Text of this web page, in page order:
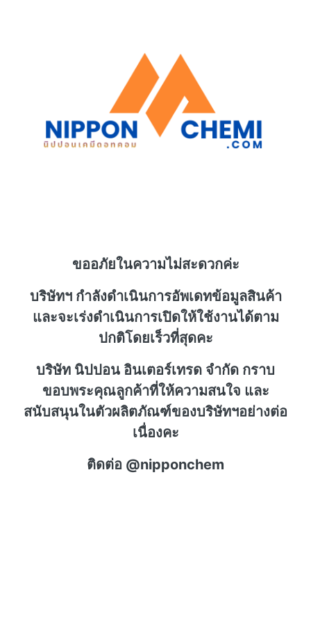
ขออภัยในความไม่สะดวกค่ะ
บริษัทฯ กำลังดำเนินการอัพเดทข้อมูลสินค้า
และจะเร่งดำเนินการเปิดให้ใช้งานได้ตาม
ปกติโดยเร็วที่สุดคะ
บริษัท นิปปอน อินเตอร์เทรด จำกัด กราบ
ขอบพระคุณลูกค้าที่ให้ความสนใจ และ
สนับสนุนในตัวผลิตภัณฑ์ของบริษัทฯอย่างต่อ
เนื่องคะ
ติดต่อ @nipponchem